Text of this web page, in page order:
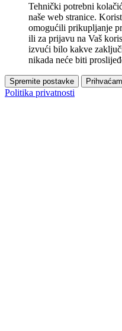
Tehnički potrebni
naše web stranice.
omogućili prikupljanje
ili za prijavu na Vaš
izvući bilo kakve
nikada neće biti
Spremite postavke Prihvaćam
Politika privatnosti